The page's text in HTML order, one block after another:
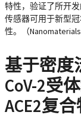
特性，验证了所开
传感器可用于新型
性。（
基于密度
CoV-2受
ACE2复